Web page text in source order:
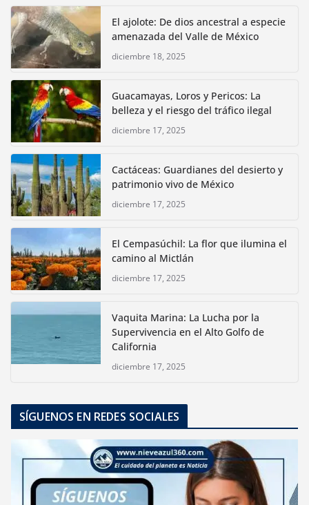
El ajolote: De dios ancestral a especie
amenazada del Valle de México
diciembre 18, 2025
Guacamayas, Loros y Pericos: La
belleza y el riesgo del tráfico ilegal
diciembre 17, 2025
Cactáceas: Guardianes del desierto y
patrimonio vivo de México
diciembre 17, 2025
El Cempasúchil: La flor que ilumina el
camino al Mictlán
diciembre 17, 2025
Vaquita Marina: La Lucha por la
Supervivencia en el Alto Golfo de
California
diciembre 17, 2025
SÍGUENOS EN REDES SOCIALES